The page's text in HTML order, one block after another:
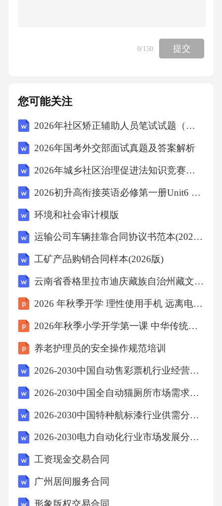
总之，社会网络分析在政策制定中具有重要作
用。通过运用社会网络分析方法，可以提高政
景
政策制定背景
一、全球社会网络发展现状
Network）逐渐成为人们日常生活的重要组成部
分。根据《2023年中国互联网发展统计报
告》，截至2022年底，我国互联网用户规模已
达10.67亿，其中，社交媒体、即时通讯等社交
社交网络的普及率也越来越高，已成为人们获
取信息、交流互动、分享生活的重要平台。
二、政策制定面临的挑战
1.政策制定信息不对称
在传统政策制定过程中，信息获取与传播受
限，政策制定者与公众之间信息不对称现象较
为普遍。这导致政策制定缺乏公众的广泛参
着社交网络的兴起，这一问题愈发突出。
0/150 提交
您可能关注
2026年社区矫正辅助人员笔试试题（含答案）
2026年国考外交部面试真题及答案解析
2026年城乡社区治理促进法知识竞赛试卷（附答案）
2026初升高衔接英语必修第一册Unit6 语法+写作预习讲义(外研版)
环境和社会审计模版
运输公司车辆挂靠合同协议书范本(2026版)
工矿产品购销合同样本(2026版)
云南省香格里拉市迪庆藏族自治州藏文中学2025-2026学年高一上学期11月期中英语试题（含答案）
2026 年秋季开学 理性使用手机 远离电子产品沉迷
2026年秋季小学开学第一课 中华传统文化教育
养老护理员的安全操作规范培训
2026-2030中国自动售彩票机行业经营风险及投融资战略规划分析报告
2026-2030中国全自动猫厕所市场需求现状及未来投资方向营销研究报告
2026-2030中国特种航标漆行业供需分析及发展前景研究报告
2026-2030电力自动化行业市场发展分析及发展前景与投资机会研究报告
工资现金交易合同
广州居间服务合同
形象版权交易合同